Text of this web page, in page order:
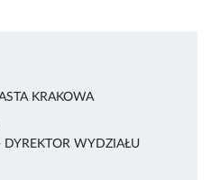
KRAKOWA
DYREKTOR WYDZIAŁU